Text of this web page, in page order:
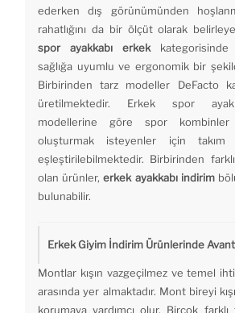
ederken dış görünümünden
rahatlığını da bir ölçüt olarak
spor ayakkabı erkekkategorisinde
sağlığa uyumlu ve ergonomik bir
Birbirinden tarz modeller DeFacto
üretilmektedir. Erkek spor
modellerine göre spor
oluşturmak isteyenler için takım
eşleştirilebilmektedir. Birbirinden
olan ürünler,erkek ayakkabı indirim
bulunabilir.
Erkek Giyim İndirim Ürünlerinde
Montlar kışın vazgeçilmez ve temel
arasında yer almaktadır. Mont bireyi
korumaya yardımcı olur. Birçok